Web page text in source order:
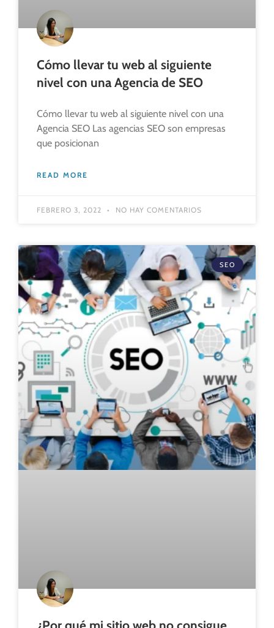
Cómo llevar tu web al siguiente
nivel con una Agencia de SEO
Cómo llevar tu web al siguiente nivel con una
Agencia SEO Las agencias SEO son empresas
que posicionan
READ MORE
FEBRERO 3, 2022 NO HAY COMENTARIOS
SEO